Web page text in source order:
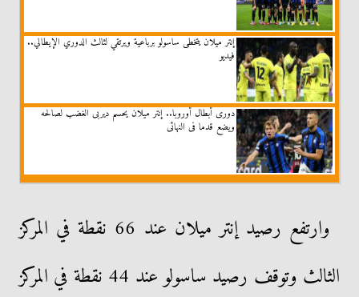
إنتر ميلان يتخطى ساسولو برباعية ويرتقي لثالث الدوري الإيطالي..
فيديو
دورى أبطال أوروبا.. إنتر ميلان يحسم ديربى الغضب لصالحه
ويضع قدما فى النهائى
وارتفع رصيد إنتر ميلان عند 66 نقطة في المركز
الثالث وتوقف رصيد ساسولو عند 44 نقطة في المركز